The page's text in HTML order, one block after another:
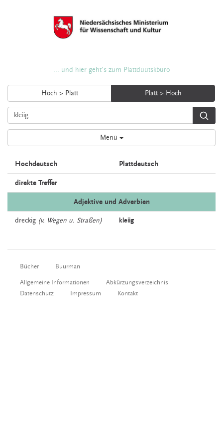
... und hier geht's zum Plattdüütskbüro
Hoch > Platt Platt > Hoch
Menü
Hochdeutsch Plattdeutsch
direkte Treffer
Adjektive und Adverbien
dreckig (v. Wegen u. Straßen) kleiig
Bücher Buurman
Allgemeine Informationen
Abkürzungsverzeichnis
Datenschutz
Impressum Kontakt